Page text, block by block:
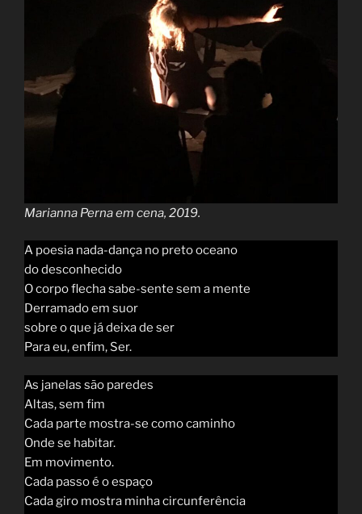
Marianna Perna em cena, 2019.
A poesia nada-dança no preto oceano
do desconhecido
O corpo flecha sabe-sente sem a mente
Derramado em suor
sobre o que já deixa de ser
Para eu, enfim, Ser.
As janelas são paredes
Altas, sem fim
Cada parte mostra-se como caminho
Onde se habitar.
Em movimento.
Cada passo é o espaço
Cada giro mostra minha circunferência